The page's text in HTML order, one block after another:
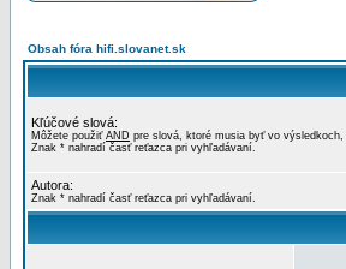
Obsah fóra hifi.slovanet.sk
Kľúčové slová:
Môžete použiť AND pre slová, ktoré musia byť vo výsledkoch,
Znak * nahradí časť reťazca pri vyhľadávaní.
Autora:
Znak * nahradí časť reťazca pri vyhľadávaní.